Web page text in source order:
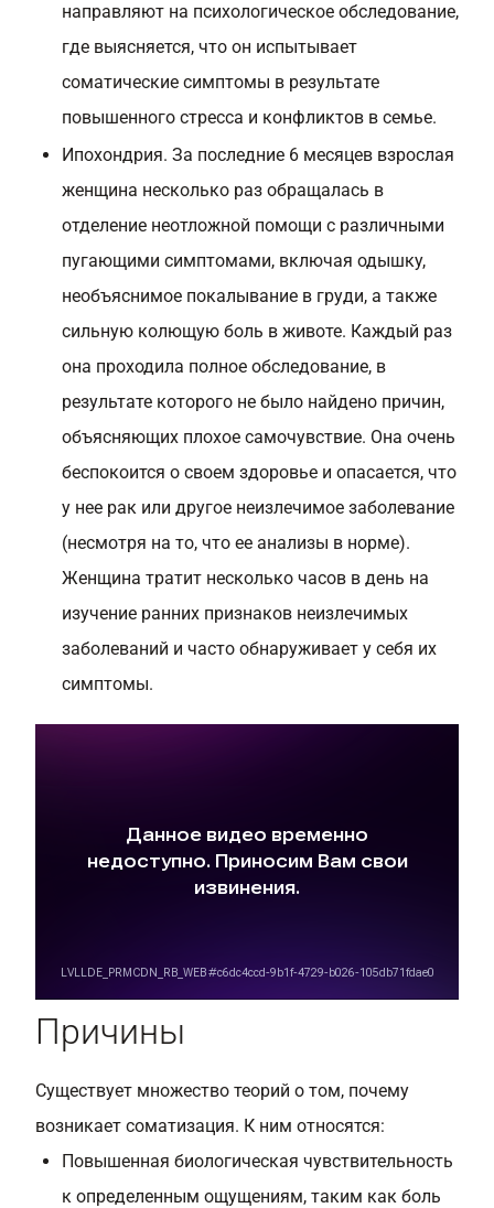
направляют на психологическое обследование,
где выясняется, что он испытывает
соматические симптомы в результате
повышенного стресса и конфликтов в семье.
Ипохондрия. За последние 6 месяцев взрослая
женщина несколько раз обращалась в
отделение неотложной помощи с различными
пугающими симптомами, включая одышку,
необъяснимое покалывание в груди, а также
сильную колющую боль в животе. Каждый раз
она проходила полное обследование, в
результате которого не было найдено причин,
объясняющих плохое самочувствие. Она очень
беспокоится о своем здоровье и опасается, что
у нее рак или другое неизлечимое заболевание
(несмотря на то, что ее анализы в норме).
Женщина тратит несколько часов в день на
изучение ранних признаков неизлечимых
заболеваний и часто обнаруживает у себя их
симптомы.
Причины
Существует множество теорий о том, почему
возникает соматизация. К ним относятся:
Повышенная биологическая чувствительность
к определенным ощущениям, таким как боль